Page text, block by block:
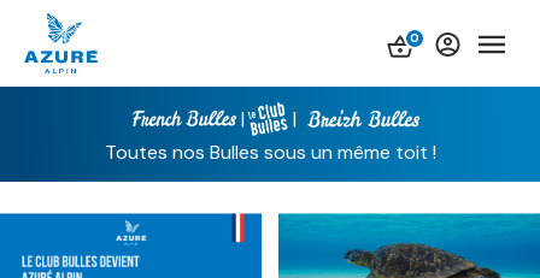
0
|
|
Toutes nos Bulles sous un même toit !